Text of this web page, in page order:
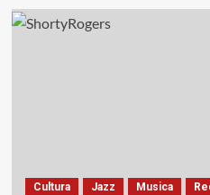
su
Cultura Jazz Musica